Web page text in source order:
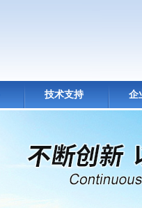
技术支持 企